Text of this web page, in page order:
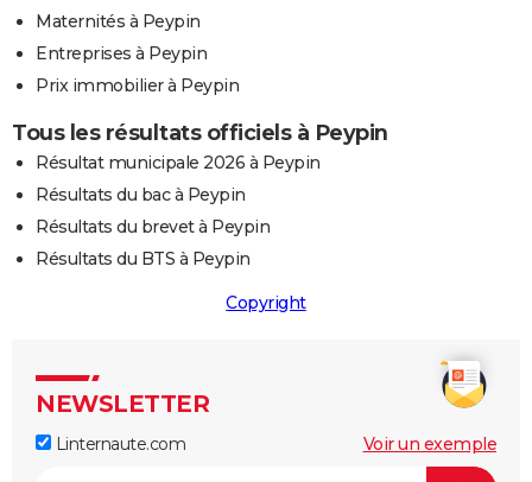
Maternités à Peypin
Entreprises à Peypin
Prix immobilier à Peypin
Tous les résultats officiels à Peypin
Résultat municipale 2026 à Peypin
Résultats du bac à Peypin
Résultats du brevet à Peypin
Résultats du BTS à Peypin
Copyright
NEWSLETTER
Linternaute.com Voir un exemple